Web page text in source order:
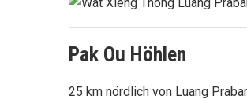
Pak Ou Höhlen
25 km nördlich von Luang